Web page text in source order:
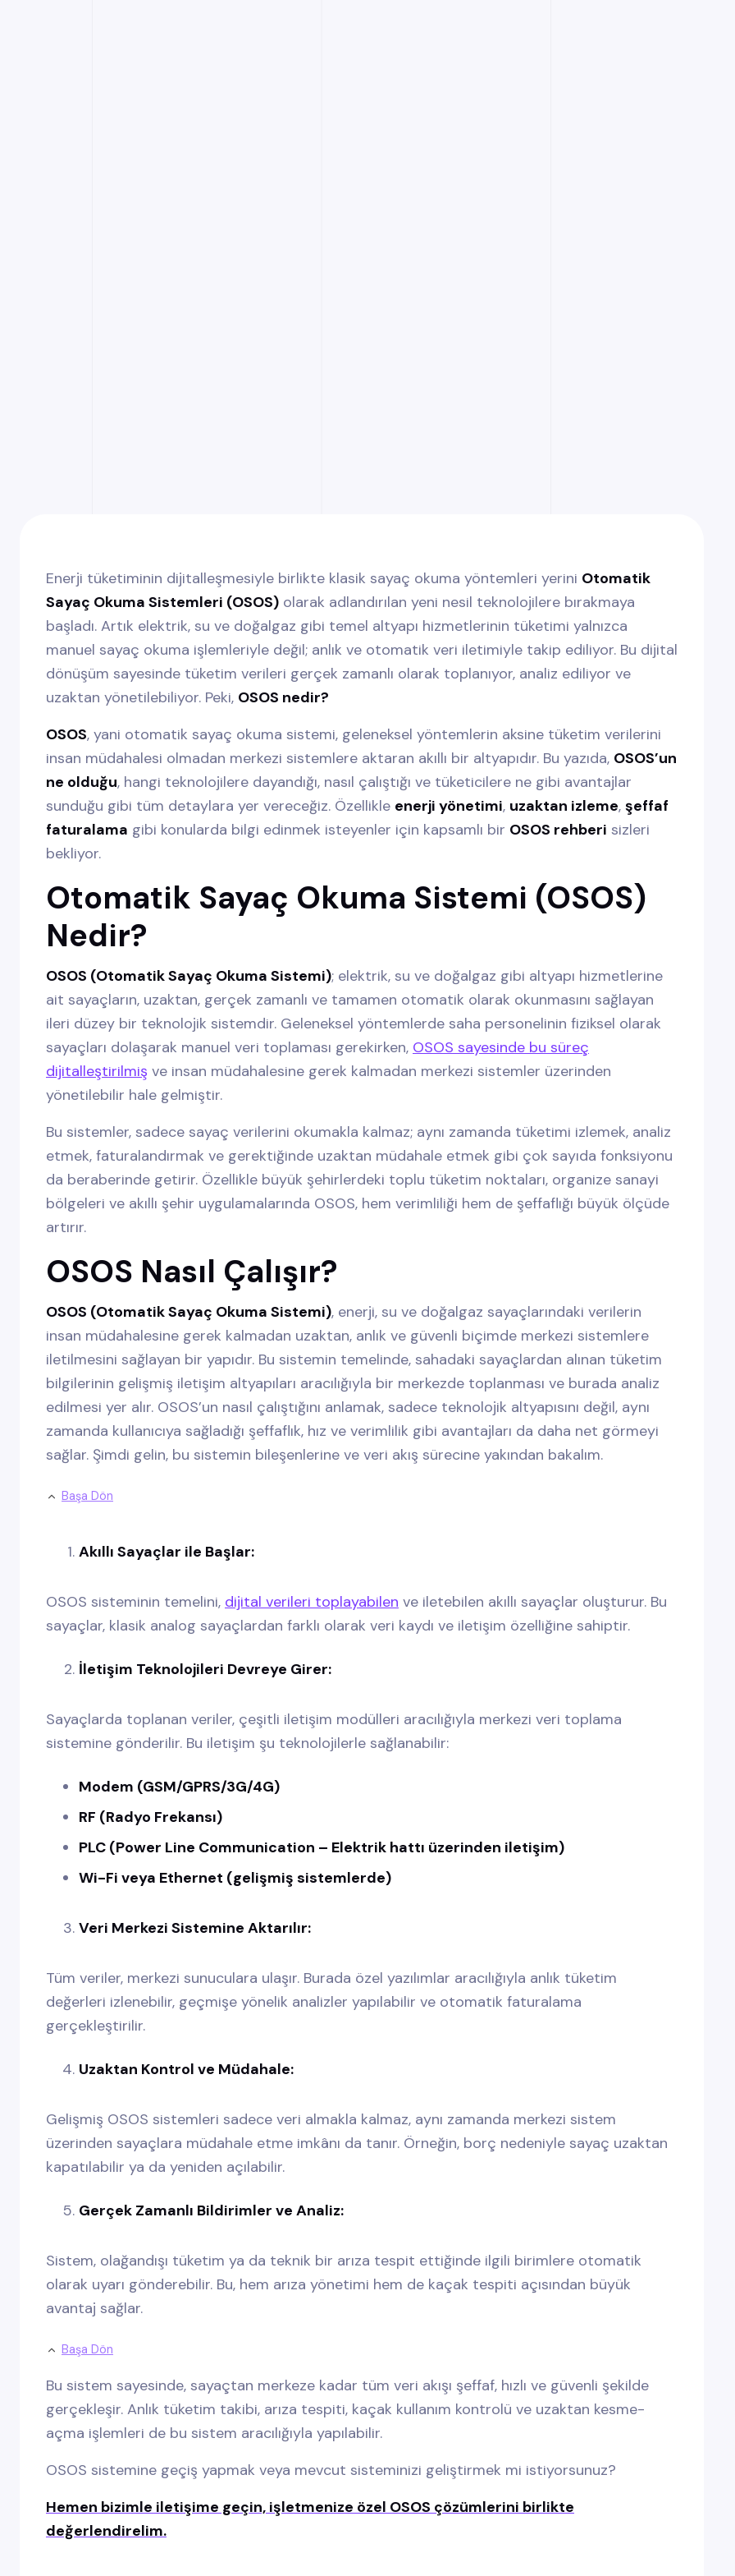
Enerji tüketiminin dijitalleşmesiyle birlikte klasik sayaç okuma yöntemleri yerini Otomatik
Sayaç Okuma Sistemleri (OSOS) olarak adlandırılan yeni nesil teknolojilere bırakmaya
başladı. Artık elektrik, su ve doğalgaz gibi temel altyapı hizmetlerinin tüketimi yalnızca
manuel sayaç okuma işlemleriyle değil; anlık ve otomatik veri iletimiyle takip ediliyor. Bu dijital
dönüşüm sayesinde tüketim verileri gerçek zamanlı olarak toplanıyor, analiz ediliyor ve
uzaktan yönetilebiliyor. Peki, OSOS nedir?
OSOS, yani otomatik sayaç okuma sistemi, geleneksel yöntemlerin aksine tüketim verilerini
insan müdahalesi olmadan merkezi sistemlere aktaran akıllı bir altyapıdır. Bu yazıda, OSOS’un
ne olduğu, hangi teknolojilere dayandığı, nasıl çalıştığı ve tüketicilere ne gibi avantajlar
sunduğu gibi tüm detaylara yer vereceğiz. Özellikle enerji yönetimi, uzaktan izleme, şeffaf
faturalama gibi konularda bilgi edinmek isteyenler için kapsamlı bir OSOS rehberi sizleri
bekliyor.
Otomatik Sayaç Okuma Sistemi (OSOS)
Nedir?
OSOS (Otomatik Sayaç Okuma Sistemi); elektrik, su ve doğalgaz gibi altyapı hizmetlerine
ait sayaçların, uzaktan, gerçek zamanlı ve tamamen otomatik olarak okunmasını sağlayan
ileri düzey bir teknolojik sistemdir. Geleneksel yöntemlerde saha personelinin fiziksel olarak
sayaçları dolaşarak manuel veri toplaması gerekirken, OSOS sayesinde bu süreç
dijitalleştirilmiş ve insan müdahalesine gerek kalmadan merkezi sistemler üzerinden
yönetilebilir hale gelmiştir.
Bu sistemler, sadece sayaç verilerini okumakla kalmaz; aynı zamanda tüketimi izlemek, analiz
etmek, faturalandırmak ve gerektiğinde uzaktan müdahale etmek gibi çok sayıda fonksiyonu
da beraberinde getirir. Özellikle büyük şehirlerdeki toplu tüketim noktaları, organize sanayi
bölgeleri ve akıllı şehir uygulamalarında OSOS, hem verimliliği hem de şeffaflığı büyük ölçüde
artırır.
OSOS Nasıl Çalışır?
OSOS (Otomatik Sayaç Okuma Sistemi), enerji, su ve doğalgaz sayaçlarındaki verilerin
insan müdahalesine gerek kalmadan uzaktan, anlık ve güvenli biçimde merkezi sistemlere
iletilmesini sağlayan bir yapıdır. Bu sistemin temelinde, sahadaki sayaçlardan alınan tüketim
bilgilerinin gelişmiş iletişim altyapıları aracılığıyla bir merkezde toplanması ve burada analiz
edilmesi yer alır. OSOS’un nasıl çalıştığını anlamak, sadece teknolojik altyapısını değil, aynı
zamanda kullanıcıya sağladığı şeffaflık, hız ve verimlilik gibi avantajları da daha net görmeyi
sağlar. Şimdi gelin, bu sistemin bileşenlerine ve veri akış sürecine yakından bakalım.
Başa Dön
Akıllı Sayaçlar ile Başlar:
OSOS sisteminin temelini, dijital verileri toplayabilen ve iletebilen akıllı sayaçlar oluşturur. Bu
sayaçlar, klasik analog sayaçlardan farklı olarak veri kaydı ve iletişim özelliğine sahiptir.
İletişim Teknolojileri Devreye Girer:
Sayaçlarda toplanan veriler, çeşitli iletişim modülleri aracılığıyla merkezi veri toplama
sistemine gönderilir. Bu iletişim şu teknolojilerle sağlanabilir:
Modem (GSM/GPRS/3G/4G)
RF (Radyo Frekansı)
PLC (Power Line Communication – Elektrik hattı üzerinden iletişim)
Wi-Fi veya Ethernet (gelişmiş sistemlerde)
Veri Merkezi Sistemine Aktarılır:
Tüm veriler, merkezi sunuculara ulaşır. Burada özel yazılımlar aracılığıyla anlık tüketim
değerleri izlenebilir, geçmişe yönelik analizler yapılabilir ve otomatik faturalama
gerçekleştirilir.
Uzaktan Kontrol ve Müdahale:
Gelişmiş OSOS sistemleri sadece veri almakla kalmaz, aynı zamanda merkezi sistem
üzerinden sayaçlara müdahale etme imkânı da tanır. Örneğin, borç nedeniyle sayaç uzaktan
kapatılabilir ya da yeniden açılabilir.
Gerçek Zamanlı Bildirimler ve Analiz:
Sistem, olağandışı tüketim ya da teknik bir arıza tespit ettiğinde ilgili birimlere otomatik
olarak uyarı gönderebilir. Bu, hem arıza yönetimi hem de kaçak tespiti açısından büyük
avantaj sağlar.
Başa Dön
Bu sistem sayesinde, sayaçtan merkeze kadar tüm veri akışı şeffaf, hızlı ve güvenli şekilde
gerçekleşir. Anlık tüketim takibi, arıza tespiti, kaçak kullanım kontrolü ve uzaktan kesme-
açma işlemleri de bu sistem aracılığıyla yapılabilir.
OSOS sistemine geçiş yapmak veya mevcut sisteminizi geliştirmek mi istiyorsunuz?
Hemen bizimle iletişime geçin, işletmenize özel OSOS çözümlerini birlikte
değerlendirelim.